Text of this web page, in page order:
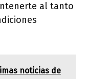
al tanto
noticias de